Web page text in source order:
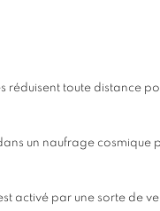
réduisent toute distance
un naufrage cosmique
activé par une sorte de